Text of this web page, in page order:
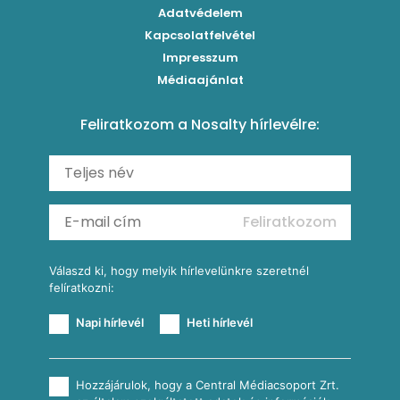
Carbonara
Szaftos paprikás csirke
Shakshuka
Ratatouille
Grillezettkukorica-saláta fűszeres garnélanyársakkal
Kukoricás-újhagymás lepény
Mexikói húsleves kukorica salsával
Almás-kéksajtos kukoricasaláta
Köretek
Reggeli receptek
Adatvédelem
Kapcsolatfelvétel
Impresszum
Médiaajánlat
Feliratkozom a Nosalty hírlevélre:
Feliratkozom
Válaszd ki, hogy melyik hírlevelünkre szeretnél
felíratkozni:
Napi hírlevél Heti hírlevél
Hozzájárulok, hogy a Central Médiacsoport Zrt.